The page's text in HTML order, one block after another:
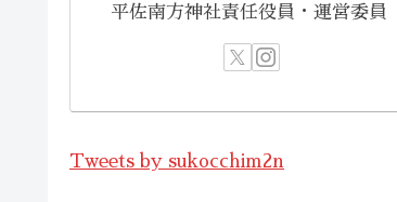
平佐南方神社責任役員・運営委員
Tweets by sukocchim2n